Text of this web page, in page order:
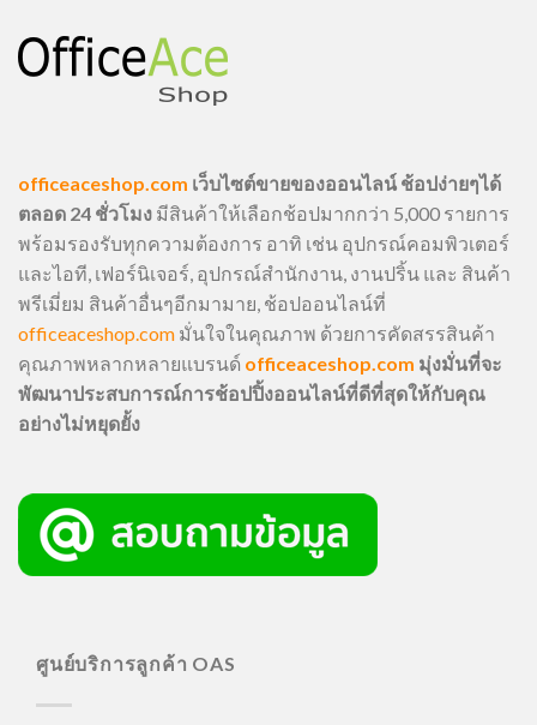
officeaceshop.com เว็บไซต์ขายของออนไลน์ ช้อปง่ายๆได้
ตลอด 24 ชั่วโมง มีสินค้าให้เลือกช้อปมากกว่า 5,000 รายการ
พร้อมรองรับทุกความต้องการ อาทิ เช่น อุปกรณ์คอมพิวเตอร์
และไอที, เฟอร์นิเจอร์, อุปกรณ์สำนักงาน, งานปริ้น และ สินค้า
พรีเมี่ยม สินค้าอื่นๆอีกมามาย, ช้อปออนไลน์ที่
officeaceshop.com มั่นใจในคุณภาพ ด้วยการคัดสรรสินค้า
คุณภาพหลากหลายแบรนด์ officeaceshop.com มุ่งมั่นที่จะ
พัฒนาประสบการณ์การช้อปปิ้งออนไลน์ที่ดีที่สุดให้กับคุณ
อย่างไม่หยุดยั้ง
ศูนย์บริการลูกค้า OAS